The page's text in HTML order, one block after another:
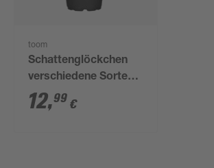
toom
Schattenglöckchen
verschiedene Sorten
17 cm Topf
12,99 €